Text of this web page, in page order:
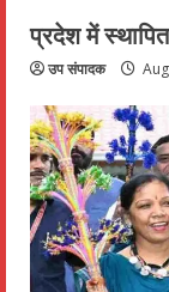
प्रदेश में
उप संपादक